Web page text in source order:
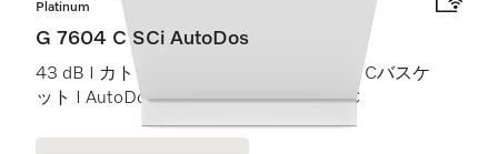
Platinum
G 7604 C SCi AutoDos
43 dB I カトラリートレイ I ExtraComfort Cバスケ
ット I AutoDos I 高温洗浄・すすぎ 75 °C